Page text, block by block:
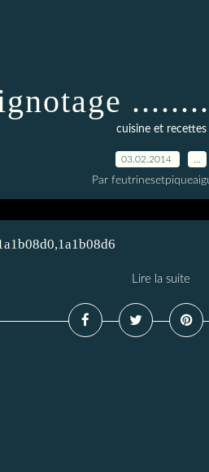
cuisine et recettes
03.02.2014
Par
Lire la suite